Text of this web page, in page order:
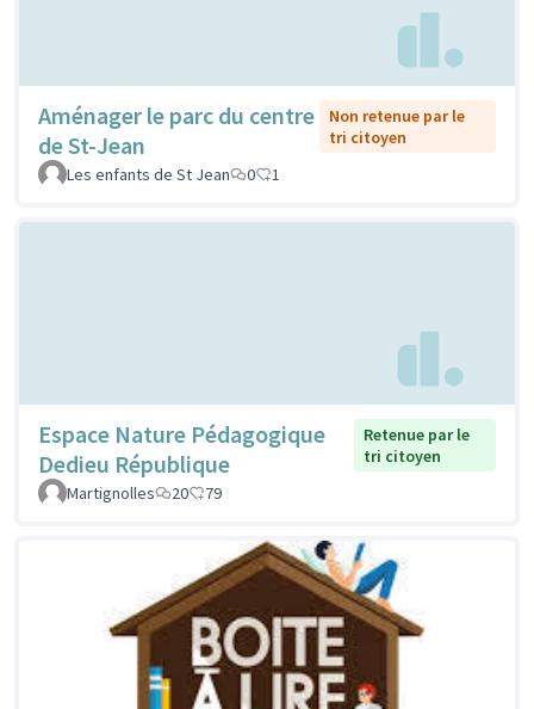
Aménager le parc du centre
de St-Jean
Non retenue par le
tri citoyen
Les enfants de St Jean
0 1
Espace Nature Pédagogique
Dedieu République
Retenue par le
tri citoyen
Martignolles
20 79